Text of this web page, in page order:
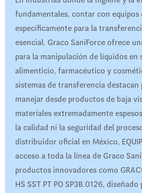
fundamentales, contar con equipos
específicamente para la
esencial. Graco SaniForce ofrece
para la manipulación de líquidos en
alimenticio, farmacéutico y
sistemas de transferencia destacan
manejar desde productos de baja
materiales extremadamente
la calidad ni la seguridad del
distribuidor oficial en México,
acceso a toda la línea de Graco
productos innovadores como
HS SST PT PO SP3B.0126,